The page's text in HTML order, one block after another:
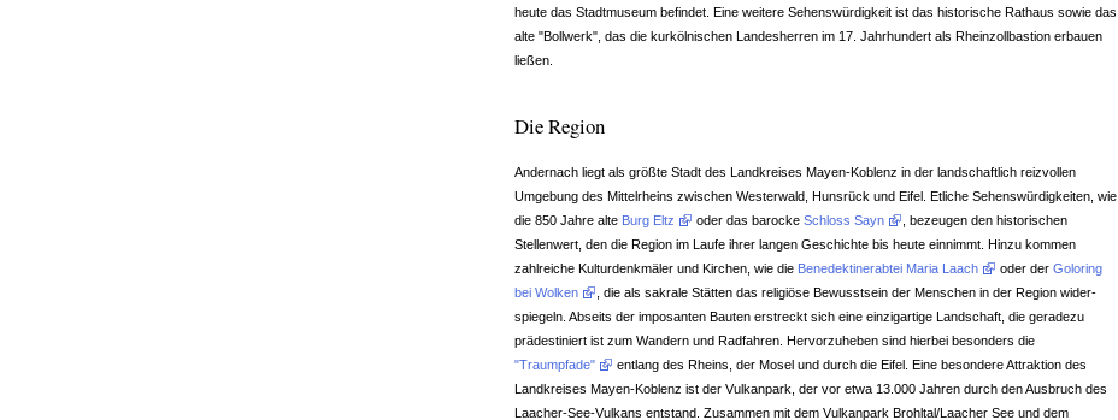
heute das Stadtmuseum befindet. Eine weitere Sehenswürdigkeit ist das historische Rathaus sowie das
alte "Bollwerk", das die kurkölnischen Landesherren im 17. Jahrhundert als Rheinzollbastion erbauen
ließen.
Die Region
Andernach liegt als größte Stadt des Landkreises Mayen-Koblenz in der landschaftlich reizvollen
Umgebung des Mittelrheins zwischen Westerwald, Hunsrück und Eifel. Etliche Sehenswürdigkeiten, wie
die 850 Jahre alte Burg Eltz oder das barockeSchloss Sayn
, bezeugen den historischen
Stellenwert, den die Region im Laufe ihrer langen Geschichte bis heute einnimmt. Hinzu kommen
zahlreiche Kulturdenkmäler und Kirchen, wie die Benedektinerabtei Maria Laach oder derGoloring
bei Wolken
, die als sakrale Stätten das religiöse Bewusstsein der Menschen in der Region wider-
spiegeln. Abseits der imposanten Bauten erstreckt sich eine einzigartige Landschaft, die geradezu
prädestiniert ist zum Wandern und Radfahren. Hervorzuheben sind hierbei besonders die
"Traumpfade"
entlang des Rheins, der Mosel und durch die Eifel. Eine besondere Attraktion des
Landkreises Mayen-Koblenz ist der Vulkanpark, der vor etwa 13.000 Jahren durch den Ausbruch des
Laacher-See-Vulkans entstand. Zusammen mit dem Vulkanpark Brohltal/Laacher See und dem